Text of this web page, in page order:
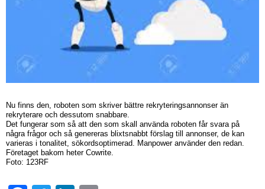
Nu finns den, roboten som skriver bättre rekryteringsannonser än
rekryterare och dessutom snabbare.
Det fungerar som så att den som skall använda roboten får svara på
några frågor och så genereras blixtsnabbt förslag till annonser, de kan
varieras i tonalitet, sökordsoptimerad. Manpower använder den redan.
Företaget bakom heter Cowrite.
Foto: 123RF